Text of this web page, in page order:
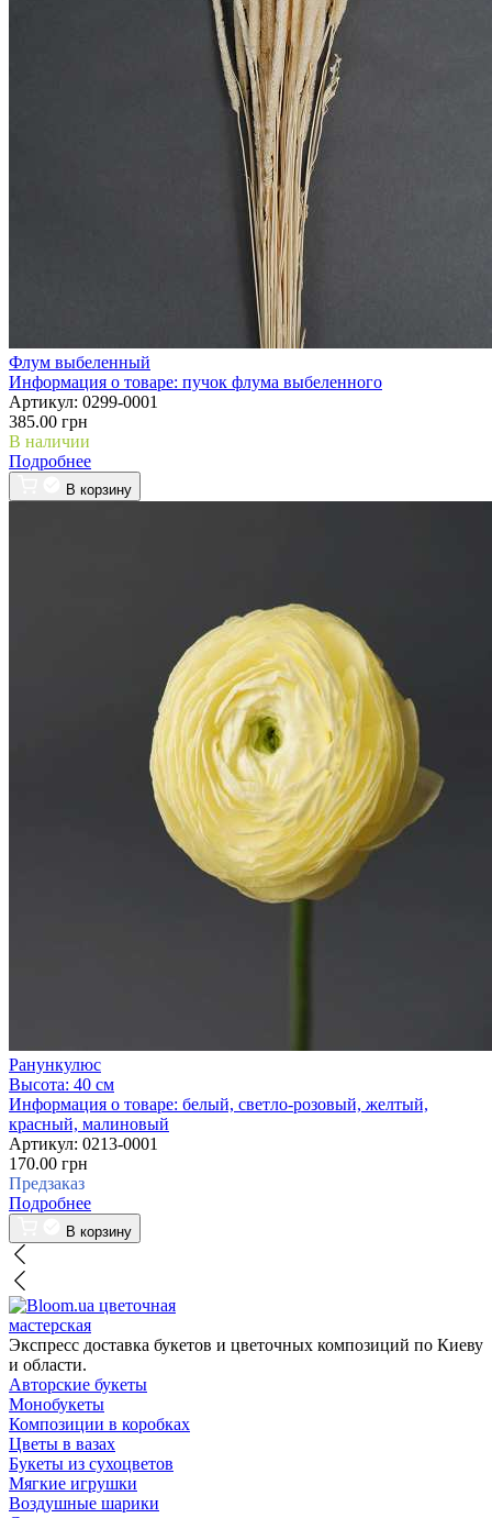
Флум выбеленный
Информация о товаре: пучок флума выбеленного
Артикул: 0299-0001
385.00 грн
В наличии
Подробнее
В корзину
Ранункулюс
Высота: 40 см
Информация о товаре: белый, светло-розовый, желтый,
красный, малиновый
Артикул: 0213-0001
170.00 грн
Предзаказ
Подробнее
В корзину
цветочная
мастерская
Экспресс доставка букетов и цветочных композиций по Киеву
и области.
Авторские букеты
Монобукеты
Композиции в коробках
Цветы в вазах
Букеты из сухоцветов
Мягкие игрушки
Воздушные шарики